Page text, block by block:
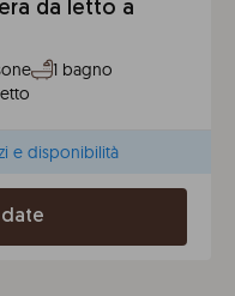
da letto a
1 bagno
e disponibilità
date